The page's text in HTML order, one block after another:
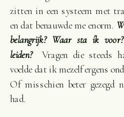
zitten in een systeem met
en dat benauwde me enorm.
belangrijk? Waar sta ík
leiden? Vragen die steeds
voelde dat ik mezelf ergens
Of misschien beter gezegd
had.